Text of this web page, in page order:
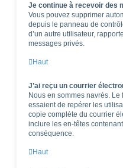
Je continue à recevoir des
Vous pouvez supprimer
depuis le panneau de
d’un autre utilisateur,
messages privés.
Haut
J’ai reçu un courrier
Nous en sommes navrés.
essaient de repérer les
copie complète du courrier
inclure les en-têtes
conséquence.
Haut